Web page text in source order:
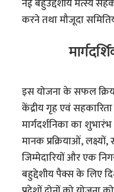
नई बहुउद्देशीय मत्स्य
करने तथा मौजूदा
इस योजना के सफल
केंद्रीय गृह एवं सहकारिता
मार्गदर्शनिका का
मानक प्रक्रियाओं,
जिम्मेदारियों और एक
बहुद्देशीय पैक्स के लिए